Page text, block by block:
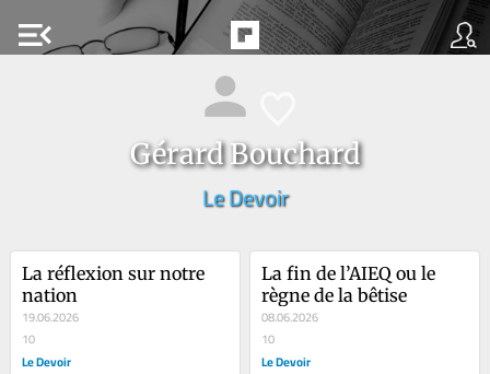
menu_open
Gérard Bouchard
Le Devoir
La réflexion sur notre
nation
19.06.2026
10
Le Devoir
La fin de l’AIEQ ou le
règne de la bêtise
08.06.2026
10
Le Devoir